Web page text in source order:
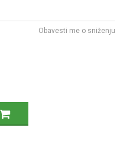
Obavesti me o sniženju